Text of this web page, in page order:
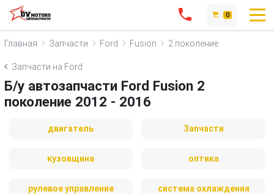
0
Главная Запчасти Ford Fusion 2 поколение
Запчасти на Ford
Б/у автозапчасти Ford Fusion 2
поколение 2012 - 2016
двигатель Запчасти
кузовщина оптика
рулевое управление система охлаждения